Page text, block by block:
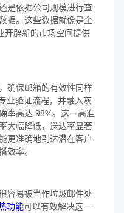
是依据公司规模进行查
据。这些数据就像是企
开辟新的市场空间提供
确保邮箱的有效性同样
业验证流程，并融入灰
率高达 98%。这一高准
大幅降低，送达率显著
更准确地到达潜在客户
效率。
容易被当作垃圾邮件处
功能可以有效解决这一